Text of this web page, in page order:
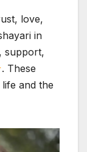
love,
in
support,
. These
and the